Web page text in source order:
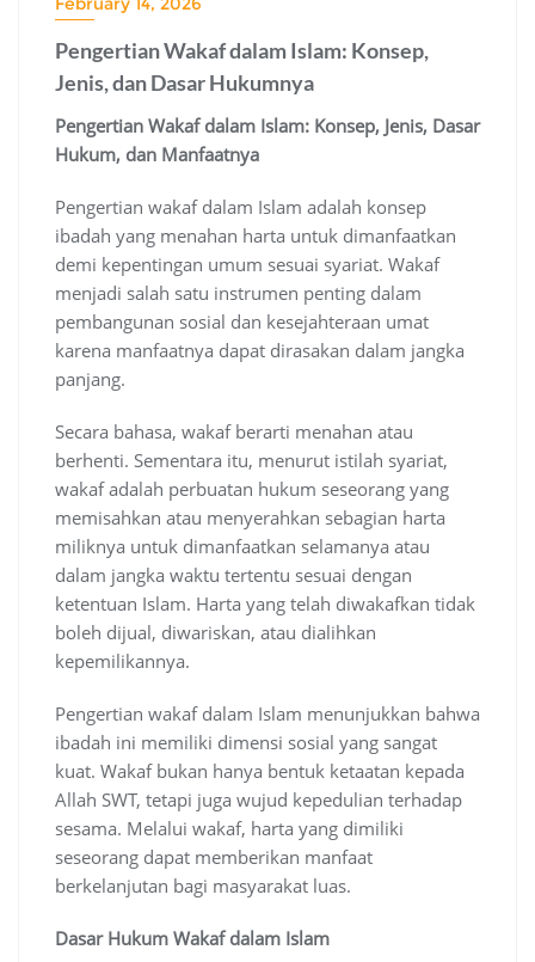
Pengertian Wakaf dalam Islam: Konsep,
Jenis, dan Dasar Hukumnya
Pengertian Wakaf dalam Islam: Konsep, Jenis, Dasar
Hukum, dan Manfaatnya
Pengertian wakaf dalam Islam adalah konsep
ibadah yang menahan harta untuk dimanfaatkan
demi kepentingan umum sesuai syariat. Wakaf
menjadi salah satu instrumen penting dalam
pembangunan sosial dan kesejahteraan umat
karena manfaatnya dapat dirasakan dalam jangka
panjang.
Secara bahasa, wakaf berarti menahan atau
berhenti. Sementara itu, menurut istilah syariat,
wakaf adalah perbuatan hukum seseorang yang
memisahkan atau menyerahkan sebagian harta
miliknya untuk dimanfaatkan selamanya atau
dalam jangka waktu tertentu sesuai dengan
ketentuan Islam. Harta yang telah diwakafkan tidak
boleh dijual, diwariskan, atau dialihkan
kepemilikannya.
Pengertian wakaf dalam Islam menunjukkan bahwa
ibadah ini memiliki dimensi sosial yang sangat
kuat. Wakaf bukan hanya bentuk ketaatan kepada
Allah SWT, tetapi juga wujud kepedulian terhadap
sesama. Melalui wakaf, harta yang dimiliki
seseorang dapat memberikan manfaat
berkelanjutan bagi masyarakat luas.
Dasar Hukum Wakaf dalam Islam